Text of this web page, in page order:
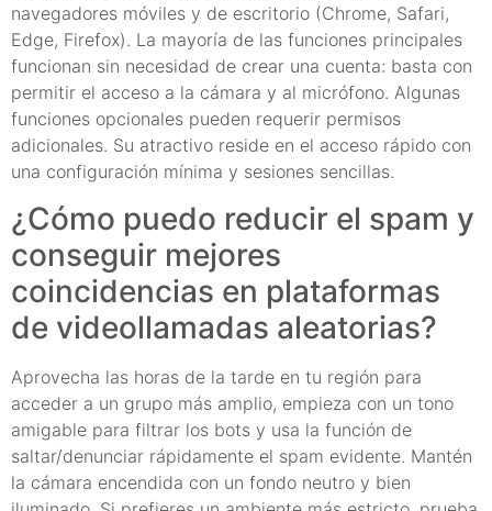
navegadores móviles y de escritorio (Chrome, Safari,
Edge, Firefox). La mayoría de las funciones principales
funcionan sin necesidad de crear una cuenta: basta con
permitir el acceso a la cámara y al micrófono. Algunas
funciones opcionales pueden requerir permisos
adicionales. Su atractivo reside en el acceso rápido con
una configuración mínima y sesiones sencillas.
¿Cómo puedo reducir el spam y
conseguir mejores
coincidencias en plataformas
de videollamadas aleatorias?
Aprovecha las horas de la tarde en tu región para
acceder a un grupo más amplio, empieza con un tono
amigable para filtrar los bots y usa la función de
saltar/denunciar rápidamente el spam evidente. Mantén
la cámara encendida con un fondo neutro y bien